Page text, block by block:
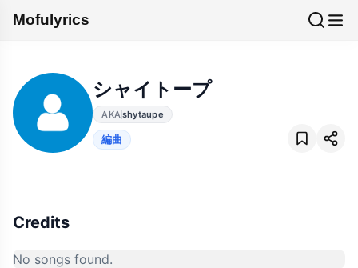
Mofulyrics
シャイトープ
AKA shytaupe
編曲
Credits
No songs found.